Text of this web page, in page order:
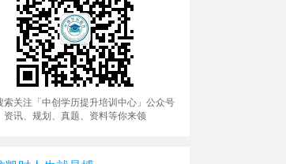
索关注「中创学历提升培训中心」公众号
资讯、规划、真题、资料等你来领